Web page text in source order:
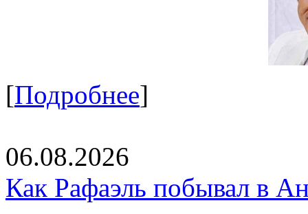
[Подробнее]
06.08.2026
Как Рафаэль побывал в